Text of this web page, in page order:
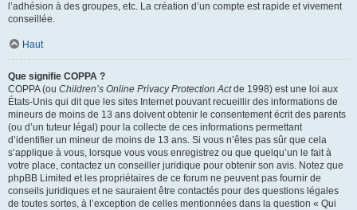
l’adhésion à des groupes, etc. La création d’un compte est rapide et vivement
conseillée.
Haut
Que signifie COPPA ?
COPPA (ou Children’s Online Privacy Protection Actde 1998) est une loi aux
États-Unis qui dit que les sites Internet pouvant recueillir des informations de
mineurs de moins de 13 ans doivent obtenir le consentement écrit des parents
(ou d’un tuteur légal) pour la collecte de ces informations permettant
d’identifier un mineur de moins de 13 ans. Si vous n’êtes pas sûr que cela
s’applique à vous, lorsque vous vous enregistrez ou que quelqu’un le fait à
votre place, contactez un conseiller juridique pour obtenir son avis. Notez que
phpBB Limited et les propriétaires de ce forum ne peuvent pas fournir de
conseils juridiques et ne sauraient être contactés pour des questions légales
de toutes sortes, à l’exception de celles mentionnées dans la question « Qui